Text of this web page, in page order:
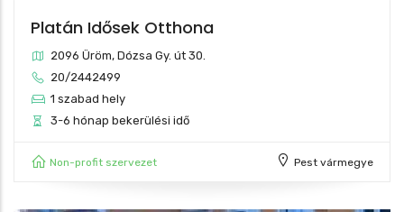
Platán Idősek Otthona
2096 Üröm, Dózsa Gy. út 30.
20/2442499
1 szabad hely
3-6 hónap bekerülési idő
Non-profit szervezet Pest vármegye